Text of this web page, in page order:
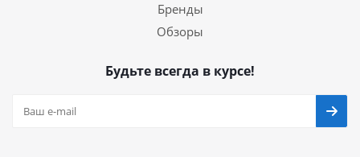
Бренды
Обзоры
Будьте всегда в курсе!